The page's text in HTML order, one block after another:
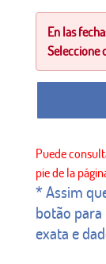
En las
Seleccione
* Assim
botão para
exata e